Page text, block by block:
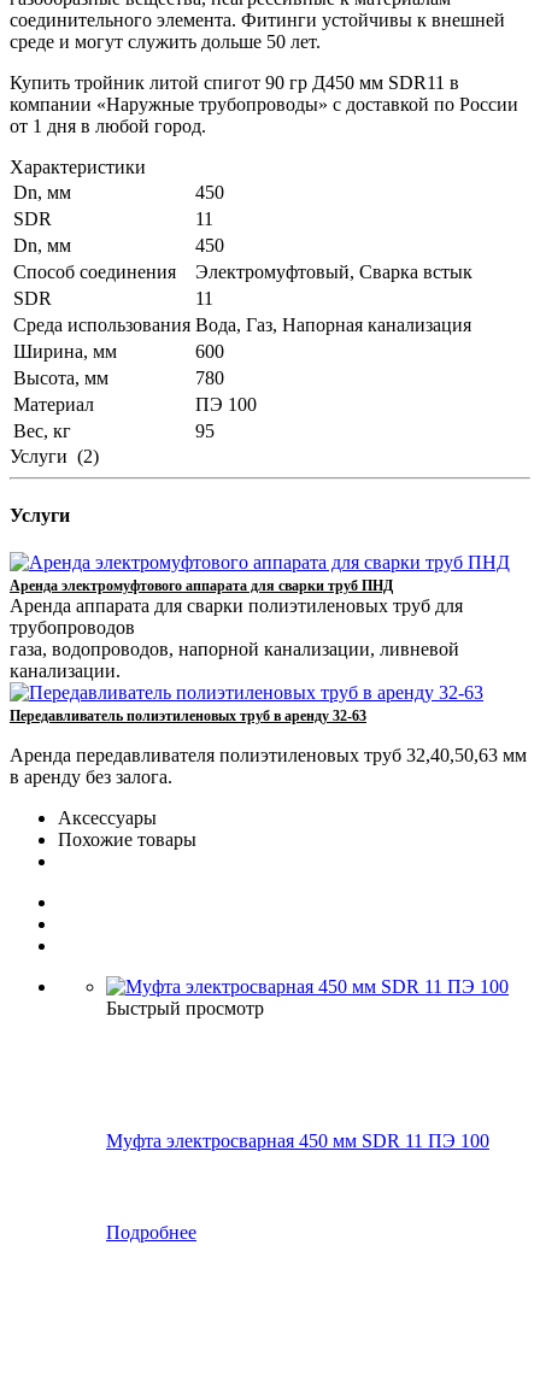
соединительного элемента. Фитинги устойчивы к внешней
среде и могут служить дольше 50 лет.
Купить тройник литой спигот 90 гр Д450 мм SDR11 в
компании «Наружные трубопроводы» с доставкой по России
от 1 дня в любой город.
Характеристики
Dn, мм
450
SDR
11
Dn, мм
450
Способ соединения
Электромуфтовый, Сварка встык
SDR
11
Среда использования Вода, Газ, Напорная канализация
Ширина, мм
600
Высота, мм
780
Материал
ПЭ 100
Вес, кг
95
Услуги (2)
Услуги
Аренда электромуфтового аппарата для сварки труб ПНД
Аренда аппарата для сварки полиэтиленовых труб для
трубопроводов
газа, водопроводов, напорной канализации, ливневой
канализации.
Передавливатель полиэтиленовых труб в аренду 32-63
Аренда передавливателя полиэтиленовых труб 32,40,50,63 мм
в аренду без залога.
Аксессуары
Похожие товары
Быстрый просмотр
Муфта электросварная 450 мм SDR 11 ПЭ 100
Подробнее